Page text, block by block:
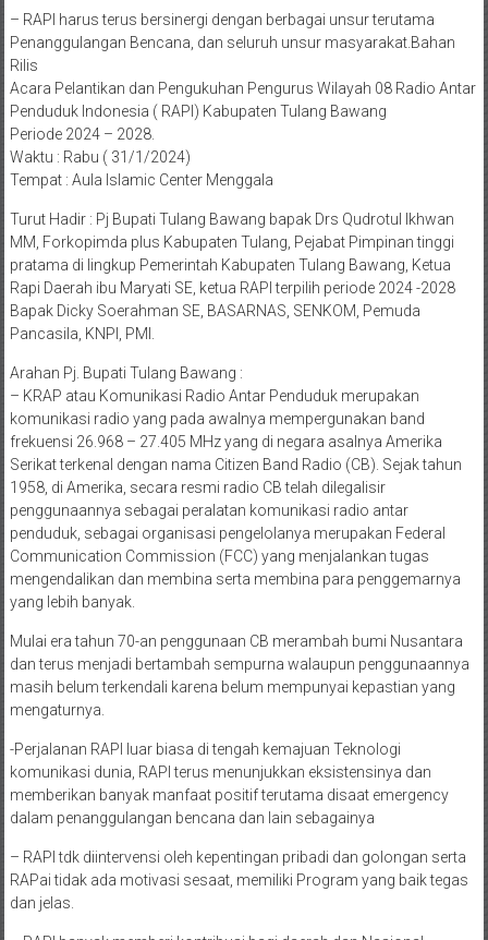
– RAPI harus terus bersinergi dengan berbagai unsur terutama
Penanggulangan Bencana, dan seluruh unsur masyarakat.Bahan
Rilis
Acara Pelantikan dan Pengukuhan Pengurus Wilayah 08 Radio Antar
Penduduk Indonesia ( RAPI) Kabupaten Tulang Bawang
Periode 2024 – 2028.
Waktu : Rabu ( 31/1/2024)
Tempat : Aula Islamic Center Menggala
Turut Hadir : Pj Bupati Tulang Bawang bapak Drs Qudrotul Ikhwan
MM, Forkopimda plus Kabupaten Tulang, Pejabat Pimpinan tinggi
pratama di lingkup Pemerintah Kabupaten Tulang Bawang, Ketua
Rapi Daerah ibu Maryati SE, ketua RAPI terpilih periode 2024 -2028
Bapak Dicky Soerahman SE, BASARNAS, SENKOM, Pemuda
Pancasila, KNPI, PMI.
Arahan Pj. Bupati Tulang Bawang :
– KRAP atau Komunikasi Radio Antar Penduduk merupakan
komunikasi radio yang pada awalnya mempergunakan band
frekuensi 26.968 – 27.405 MHz yang di negara asalnya Amerika
Serikat terkenal dengan nama Citizen Band Radio (CB). Sejak tahun
1958, di Amerika, secara resmi radio CB telah dilegalisir
penggunaannya sebagai peralatan komunikasi radio antar
penduduk, sebagai organisasi pengelolanya merupakan Federal
Communication Commission (FCC) yang menjalankan tugas
mengendalikan dan membina serta membina para penggemarnya
yang lebih banyak.
Mulai era tahun 70-an penggunaan CB merambah bumi Nusantara
dan terus menjadi bertambah sempurna walaupun penggunaannya
masih belum terkendali karena belum mempunyai kepastian yang
mengaturnya.
-Perjalanan RAPI luar biasa di tengah kemajuan Teknologi
komunikasi dunia, RAPI terus menunjukkan eksistensinya dan
memberikan banyak manfaat positif terutama disaat emergency
dalam penanggulangan bencana dan lain sebagainya
– RAPI tdk diintervensi oleh kepentingan pribadi dan golongan serta
RAPai tidak ada motivasi sesaat, memiliki Program yang baik tegas
dan jelas.